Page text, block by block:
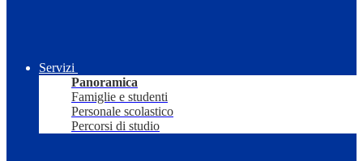
Servizi
Panoramica
Famiglie e studenti
Personale scolastico
Percorsi di studio